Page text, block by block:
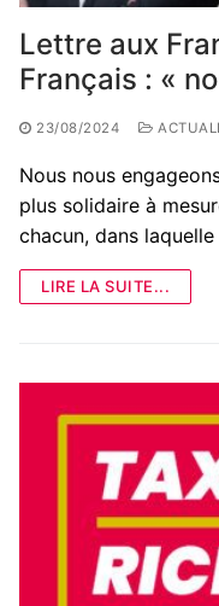
Lettre aux
Français : «
23/08/2024
Nous nous
plus solidaire à
chacun, dans
LIRE LA SUITE...